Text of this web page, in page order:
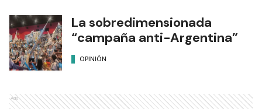
La sobredimensionada
“campaña anti-Argentina”
OPINIÓN
Ads